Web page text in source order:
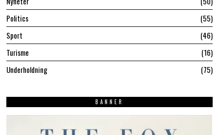
Politics
55
Sport
46
Turisme
16
Underholdning
75
BANNER